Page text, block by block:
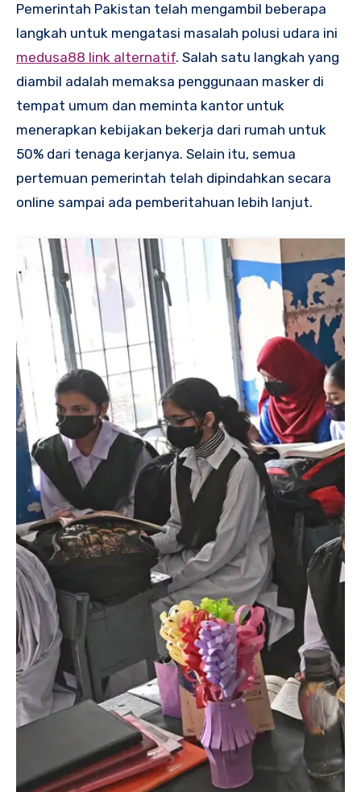
Pemerintah Pakistan telah mengambil beberapa
langkah untuk mengatasi masalah polusi udara ini
medusa88 link alternatif. Salah satu langkah yang
diambil adalah memaksa penggunaan masker di
tempat umum dan meminta kantor untuk
menerapkan kebijakan bekerja dari rumah untuk
50% dari tenaga kerjanya. Selain itu, semua
pertemuan pemerintah telah dipindahkan secara
online sampai ada pemberitahuan lebih lanjut.